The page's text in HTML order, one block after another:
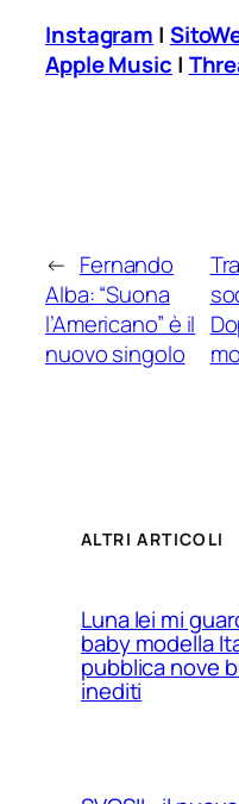
Instagram |
Apple Music |
← Fernando
Alba: “Suona
l’Americano” è il
nuovo singolo
ALTRI ARTICOLI
Luna lei mi
baby modella
pubblica nove
inediti